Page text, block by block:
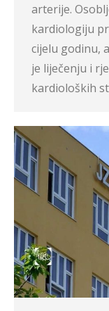
arterije.
kardiologiju
cijelu godinu,
je liječenju i
kardioloških